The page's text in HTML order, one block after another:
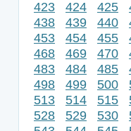
423
424 425
438
439 440
453
454 455
468
469 470
483
484 485
498
499 500
513
514 515
528
529 530